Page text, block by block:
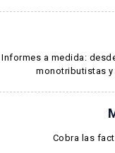
Informes a medida:
monotributistas
Cobra las